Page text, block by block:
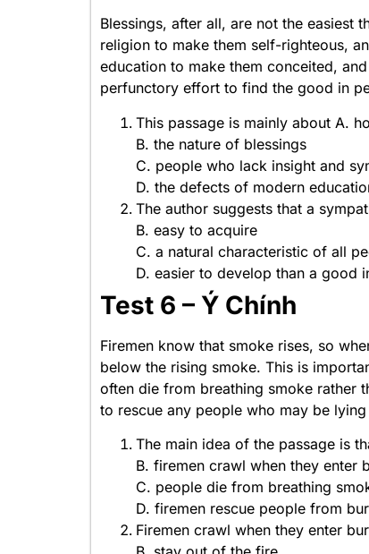
Blessings, after all, are not the easiest
religion to make them self-righteous,
education to make them conceited,
perfunctory effort to find the good in
This passage is mainly about A.
B. the nature of blessings
C. people who lack insight and
D. the defects of modern
The author suggests that a
B. easy to acquire
C. a natural characteristic of all
D. easier to develop than a good
Test 6 – Ý Chính
Firemen know that smoke rises, so
below the rising smoke. This is
often die from breathing smoke rather
to rescue any people who may be
The main idea of the passage is
B. firemen crawl when they enter
C. people die from breathing
D. firemen rescue people from
Firemen crawl when they enter